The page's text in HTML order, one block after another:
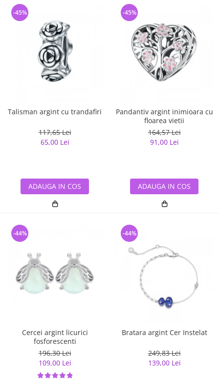
Talisman argint cu trandafiri
117,65 Lei
65,00 Lei
-45%
ADAUGA IN COS
Pandantiv argint inimioara cu
floarea vietii
164,57 Lei
91,00 Lei
-45%
ADAUGA IN COS
Cercei argint licurici
fosforescenti
196,30 Lei
109,00 Lei
-44%
Bratara argint Cer Instelat
249,83 Lei
139,00 Lei
-44%